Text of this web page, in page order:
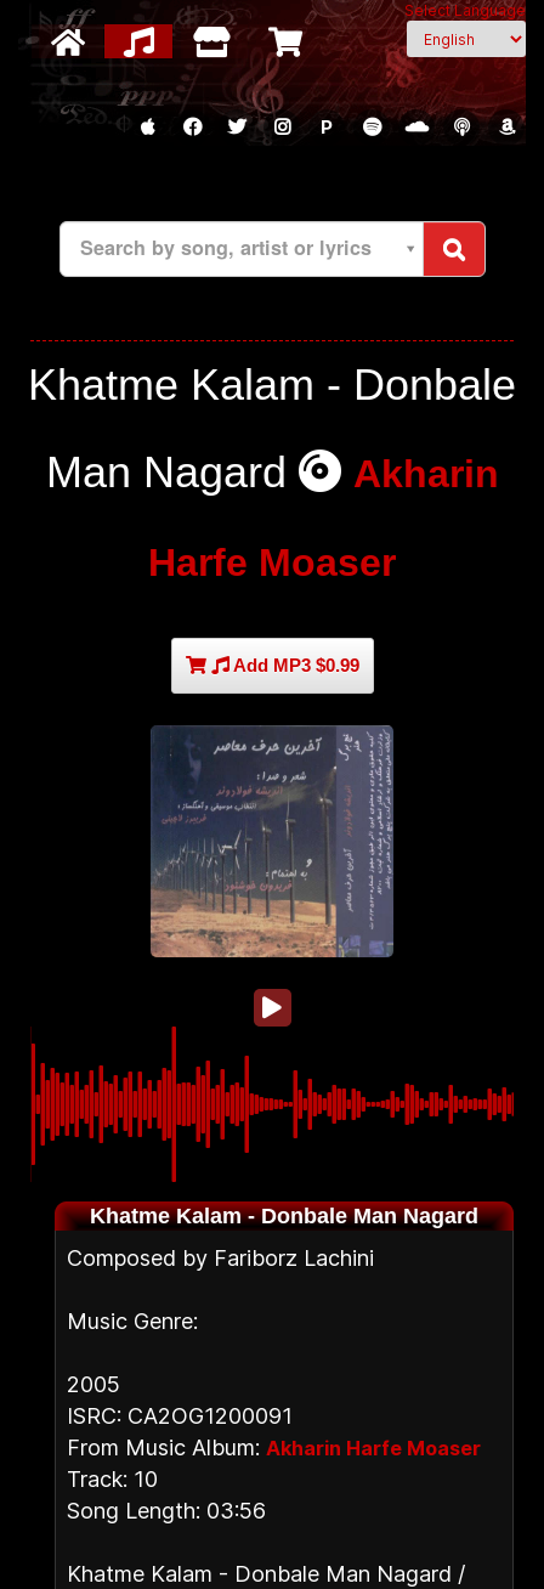
Select Language
P
Search by song, artist or lyrics
Khatme Kalam - Donbale
Man Nagard
Akharin
Harfe Moaser
Add MP3 $0.99
Khatme Kalam - Donbale Man Nagard
Composed by Fariborz Lachini
Music Genre:
2005
ISRC: CA2OG1200091
From Music Album: Akharin Harfe Moaser
Track: 10
Song Length: 03:56
Khatme Kalam - Donbale Man Nagard /